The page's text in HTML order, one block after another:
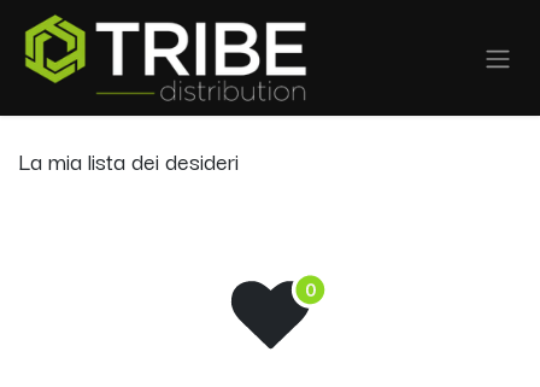
Passa al contenuto
La mia lista dei desideri